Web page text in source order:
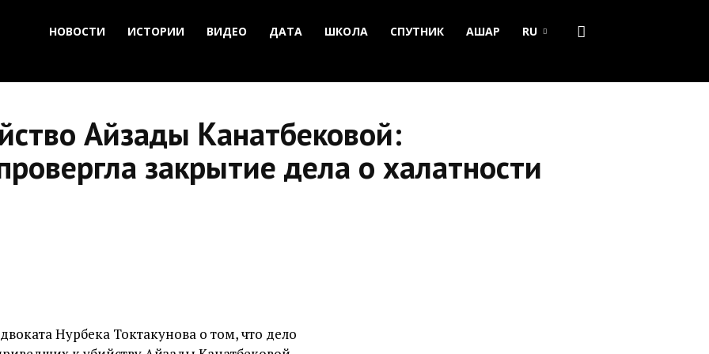
НОВОСТИ ИСТОРИИ ВИДЕО ДАТА ШКОЛА СПУТНИК АШАР RU
Айзады Канатбековой:
закрытие дела о халатности
Нурбека Токтакунова о том, что дело